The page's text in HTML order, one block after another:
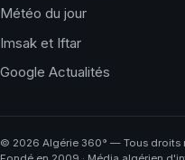
Météo du jour
Imsak et Iftar
Google Actualités
© 2026 Algérie 360° — Tous droits